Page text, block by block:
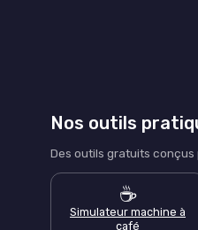
Nos outils
Des outils gratuits
☕
Simulateur machine à
café